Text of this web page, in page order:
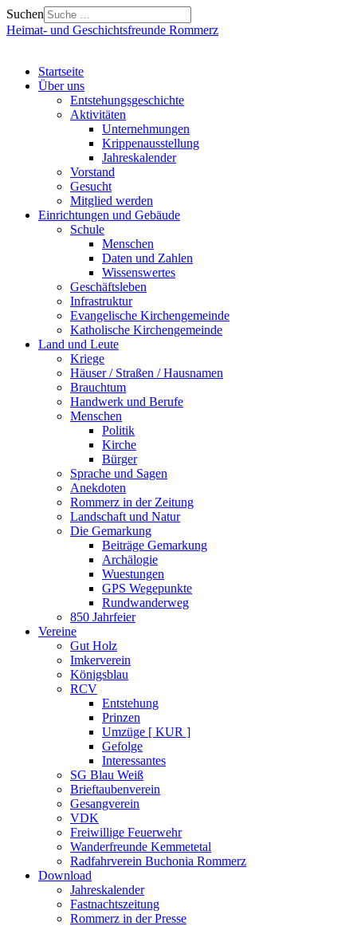
Suchen
Heimat- und Geschichtsfreunde Rommerz
Startseite
Über uns
Entstehungsgeschichte
Aktivitäten
Unternehmungen
Krippenausstellung
Jahreskalender
Vorstand
Gesucht
Mitglied werden
Einrichtungen und Gebäude
Schule
Menschen
Daten und Zahlen
Wissenswertes
Geschäftsleben
Infrastruktur
Evangelische Kirchengemeinde
Katholische Kirchengemeinde
Land und Leute
Kriege
Häuser / Straßen / Hausnamen
Brauchtum
Handwerk und Berufe
Menschen
Politik
Kirche
Bürger
Sprache und Sagen
Anekdoten
Rommerz in der Zeitung
Landschaft und Natur
Die Gemarkung
Beiträge Gemarkung
Archälogie
Wuestungen
GPS Wegepunkte
Rundwanderweg
850 Jahrfeier
Vereine
Gut Holz
Imkerverein
Königsblau
RCV
Entstehung
Prinzen
Umzüge [ KUR ]
Gefolge
Interessantes
SG Blau Weiß
Brieftaubenverein
Gesangverein
VDK
Freiwillige Feuerwehr
Wanderfreunde Kemmetetal
Radfahrverein Buchonia Rommerz
Download
Jahreskalender
Fastnachtszeitung
Rommerz in der Presse